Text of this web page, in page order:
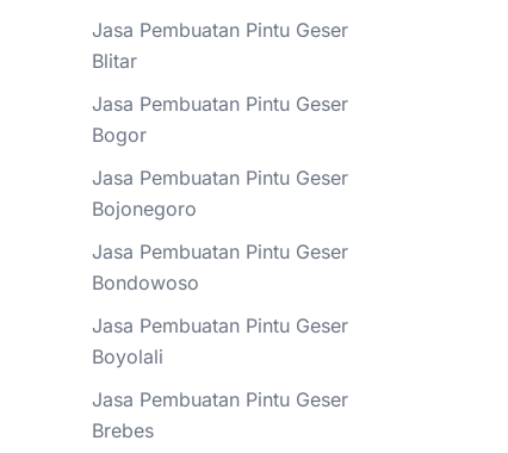
Jasa Pembuatan Pintu Geser
Blitar
Jasa Pembuatan Pintu Geser
Bogor
Jasa Pembuatan Pintu Geser
Bojonegoro
Jasa Pembuatan Pintu Geser
Bondowoso
Jasa Pembuatan Pintu Geser
Boyolali
Jasa Pembuatan Pintu Geser
Brebes